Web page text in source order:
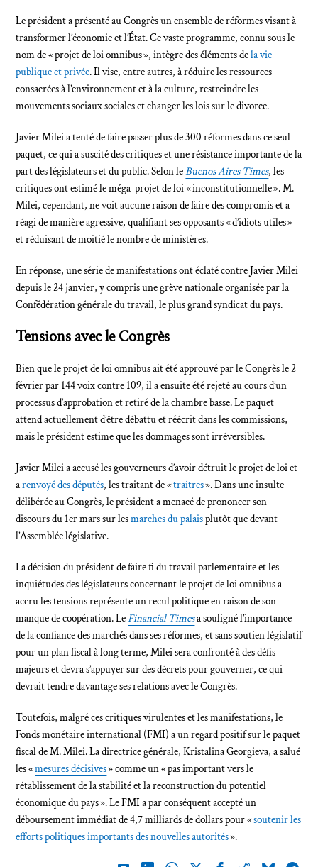
Le président a présenté au Congrès un ensemble de réformes visant à
transformer l’économie et l’État. Ce vaste programme, connu sous le
nom de « projet de loi omnibus », intègre des éléments dela vie
publique et privée. Il vise, entre autres, à réduire les ressources
consacrées à l’environnement et à la culture, restreindre les
mouvements sociaux sociales et changer les lois sur le divorce.
Javier Milei a tenté de faire passer plus de 300 réformes dans ce seul
paquet, ce qui a suscité des critiques et une résistance importante de la
part des législateurs et du public. Selon leBuenos Aires Times, les
critiques ont estimé le méga-projet de loi « inconstitutionnelle ». M.
Milei, cependant, ne voit aucune raison de faire des compromis et a
réagi de manière agressive, qualifiant ses opposants « d’idiots utiles »
et réduisant de moitié le nombre de ministères.
En réponse, une série de manifestations ont éclaté contre Javier Milei
depuis le 24 janvier, y compris une grève nationale organisée par la
Confédération générale du travail, le plus grand syndicat du pays.
Tensions avec le Congrès
Bien que le projet de loi omnibus ait été approuvé par le Congrès le 2
février par 144 voix contre 109, il a ensuite été rejeté au cours d’un
processus d’approbation et retiré de la chambre basse. Le paquet
attend actuellement d’être débattu et réécrit dans les commissions,
mais le président estime que les dommages sont irréversibles.
Javier Milei a accusé les gouverneurs d’avoir détruit le projet de loi et
arenvoyé des députés, les traitant de «traîtres». Dans une insulte
délibérée au Congrès, le président a menacé de prononcer son
discours du 1er mars sur lesmarches du palaisplutôt que devant
l’Assemblée législative.
La décision du président de faire fi du travail parlementaire et les
inquiétudes des législateurs concernant le projet de loi omnibus a
accru les tensions représente un recul politique en raison de son
manque de coopération. LeFinancial Timesa souligné l’importance
de la confiance des marchés dans ses réformes, et sans soutien législatif
pour un plan fiscal à long terme, Milei sera confronté à des défis
majeurs et devra s’appuyer sur des décrets pour gouverner, ce qui
devrait tendre davantage ses relations avec le Congrès.
Toutefois, malgré ces critiques virulentes et les manifestations, le
Fonds monétaire international (FMI) a un regard positif sur le paquet
fiscal de M. Milei. La directrice générale, Kristalina Georgieva, a salué
les «mesures décisives» comme un « pas important vers le
rétablissement de la stabilité et la reconstruction du potentiel
économique du pays ». Le FMI a par conséquent accepté un
déboursement immédiat de 4,7 milliards de dollars pour «soutenir les
efforts politiques importants des nouvelles autorités».